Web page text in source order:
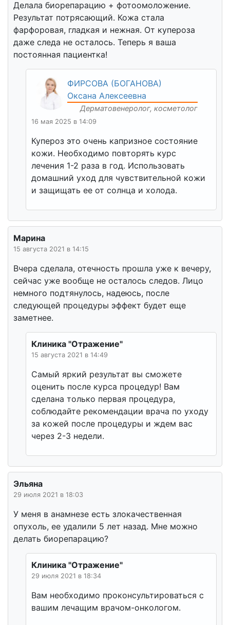
Делала биорепарацию + фотоомоложение.
Результат потрясающий. Кожа стала
фарфоровая, гладкая и нежная. От купероза
даже следа не осталось. Теперь я ваша
постоянная пациентка!
ФИРСОВА (БОГАНОВА)
Оксана Алексеевна
Дерматовенеролог, косметолог
16 мая 2025 в 14:09
Купероз это очень капризное состояние
кожи. Необходимо повторять курс
лечения 1-2 раза в год. Использовать
домашний уход для чувствительной кожи
и защищать ее от солнца и холода.
Марина
15 августа 2021 в 14:15
Вчера сделала, отечность прошла уже к вечеру,
сейчас уже вообще не осталось следов. Лицо
немного подтянулось, надеюсь, после
следующей процедуры эффект будет еще
заметнее.
Клиника "Отражение"
15 августа 2021 в 14:49
Самый яркий результат вы сможете
оценить после курса процедур! Вам
сделана только первая процедура,
соблюдайте рекомендации врача по уходу
за кожей после процедуры и ждем вас
через 2-3 недели.
Эльяна
29 июля 2021 в 18:03
У меня в анамнезе есть злокачественная
опухоль, ее удалили 5 лет назад. Мне можно
делать биорепарацию?
Клиника "Отражение"
29 июля 2021 в 18:34
Вам необходимо проконсультироваться с
вашим лечащим врачом-онкологом.